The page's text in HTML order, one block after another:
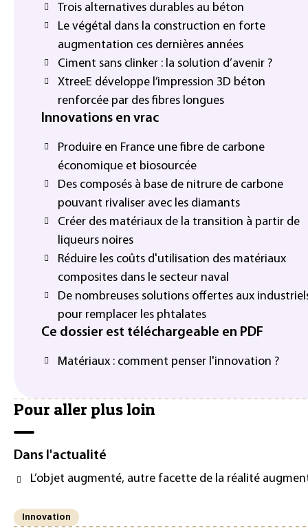
Trois alternatives durables au béton
Le végétal dans la construction en forte
augmentation ces dernières années
Ciment sans clinker : la solution d’avenir ?
XtreeE développe l’impression 3D béton
renforcée par des fibres longues
Innovations en vrac
Produire en France une fibre de carbone
économique et biosourcée
Des composés à base de nitrure de carbone
pouvant rivaliser avec les diamants
Créer des matériaux de la transition à partir de
liqueurs noires
Réduire les coûts d'utilisation des matériaux
composites dans le secteur naval
De nombreuses solutions offertes aux
pour remplacer les phtalates
Ce dossier est téléchargeable en PDF
Matériaux : comment penser l'innovation ?
Pour aller plus loin
Dans l'actualité
L’objet augmenté, autre facette de la réalité
Innovation